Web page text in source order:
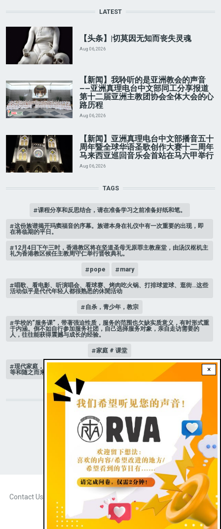
×
LATEST
【头条】|切莫因无知而丧失灵魂
Aug 06, 2026
【新闻】我聆听的是亚洲教会的声音
——亚洲真理电台中文部同工分享报道
第十二届亚洲主教团协会全体大会的心
路历程
Aug 06, 2026
【新闻】亚洲真理电台中文部播音五十
周年暨全球华语圣歌创作大赛十二周年
马来西亚巡回音乐会首站在马六甲举行
Aug 06, 2026
TAGS
课程分享和反思结合，请在准备学习之前准备好纸和笔。
这份族谱揭开玛窦福音的序幕。族谱本身在礼仪中有一次重要的出现，即
在将临期的平日。
12月4日下午三时，香港教区将在坚道圣母无原罪主教座堂，由汤汉枢机主
礼为香港教区候任主教周守仁举行晋牧典礼。
pope mary
唱歌、看电影、听演唱会、看球赛、烤肉吃火锅、打排球篮球、逛街…这些
活动似乎是代代年轻人都很熟悉的休閒活动
自杀，青少年，教宗
学校的“服务课”，带著强迫性质，服务的范围也欠缺实质意义，有时形式重
于内涵。倒不如自行参加服务社团，自己选择服务对象，亲自走访需要的
人，往往能获得震撼与成长的经验。
家庭 # 课堂
现代家庭，子女或许都是宝贝，不公平的待遇显得比较少，但隐性的不平
等和随之而来的身心压力却仍旧挥之不去。
STAY CONNECTED WITH US!
Radio Veritas Asia © 2023
Contact Us
Dark theme